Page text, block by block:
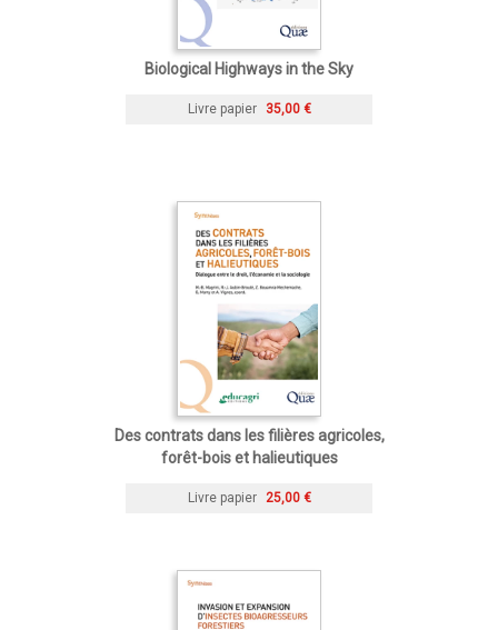
Biological Highways in the Sky
Livre papier 35,00 €
Des contrats dans les filières agricoles,
forêt-bois et halieutiques
Livre papier 25,00 €